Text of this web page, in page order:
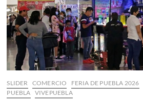
SLIDER COMERCIO FERIA DE PUEBLA 2026
PUEBLA VIVEPUEBLA